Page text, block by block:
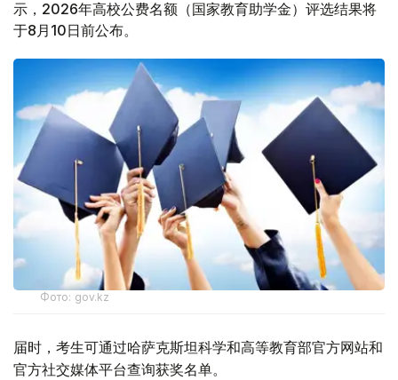
示，2026年高校公费名额（国家教育助学金）评选结果将
于8月10日前公布。
Фото: gov.kz
届时，考生可通过哈萨克斯坦科学和高等教育部官方网站和
官方社交媒体平台查询获奖名单。